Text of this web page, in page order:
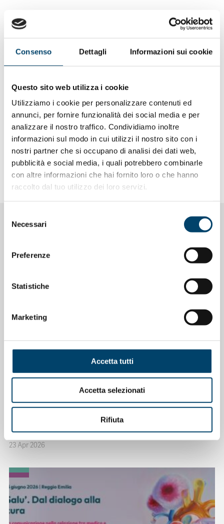
Consenso Dettagli Informazioni sui cookie
Questo sito web utilizza i cookie
Utilizziamo i cookie per personalizzare contenuti ed
annunci, per fornire funzionalità dei social media e per
analizzare il nostro traffico. Condividiamo inoltre
informazioni sul modo in cui utilizzi il nostro sito con i
nostri partner che si occupano di analisi dei dati web,
pubblicità e social media, i quali potrebbero combinarle
con altre informazioni che hai fornito loro o che hanno
raccolto dal tuo utilizzo dei loro servizi.
delNecessari
Preferenze
Statistiche
Marketing
Accetta tutti
Accetta selezionati
Rifiuta
può andare bene – precisa Bustreo – ma quando si supera
questo dato l’intervento chirurgico diventa un rischio per
la partoriente e può influire negativamente». I dati sui
mantenimento dell’erogazione dei Livelli essenziali di
assistenza (Lea), pubblicato dal ministero della Salute, che
evidenza come le Regioni sono bocciate anche rispetto ai
cesarei appunto: la percentuale di parti cesarei primari, si
legge nel Rapporto, «è ancora elevata e in particolare in
alcune realtà regionali si osserva addirittura un aumento
dei valori percentuali».
L’articolo suDoctor33
NOTIZIE CORRELATE
ONDA PER LE DONNE
Depressione Post Partum: intervista al
Prof. Claudio Mencacci
23 Apr 2026